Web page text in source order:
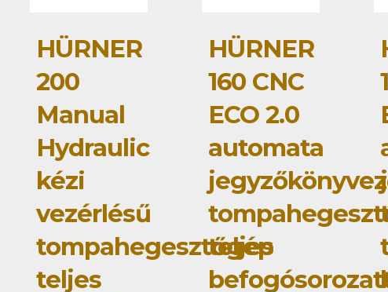
HÜRNER
200
Manual
Hydraulic
kézi
vezérlésű
tompahegesztőgép
teljes
HÜRNER
160 CNC
ECO 2.0
automata
teljes